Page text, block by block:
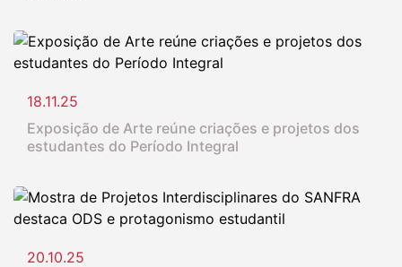
18.11.25
Exposição de Arte reúne criações e projetos dos
estudantes do Período Integral
20.10.25